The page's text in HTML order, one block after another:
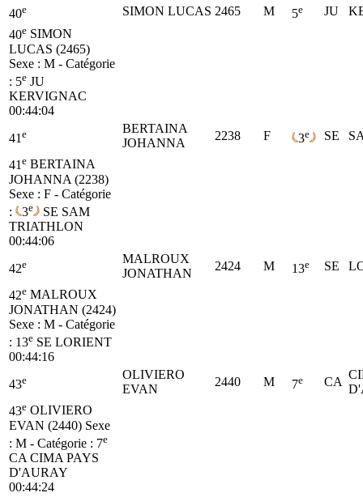
40e SIMON LUCAS 2465 M 5e JU
40e SIMON
LUCAS (2465)
Sexe : M - Catégorie
: 5e JU
KERVIGNAC
00:44:04
41 e
BERTAINA
JOHANNA
2238 F 3e SE
41 e BERTAINA
JOHANNA (2238)
Sexe : F - Catégorie
:
3e SE SAM
TRIATHLON
00:44:06
42e
MALROUX
JONATHAN
2424 M 13e SE
42e MALROUX
JONATHAN (2424)
Sexe : M - Catégorie
: 13e SE LORIENT
00:44:16
43e
OLIVIERO
EVAN
2440 M 7e CA
43e OLIVIERO
EVAN (2440) Sexe
: M - Catégorie : 7e
CA CIMA PAYS
D'AURAY
00:44:24